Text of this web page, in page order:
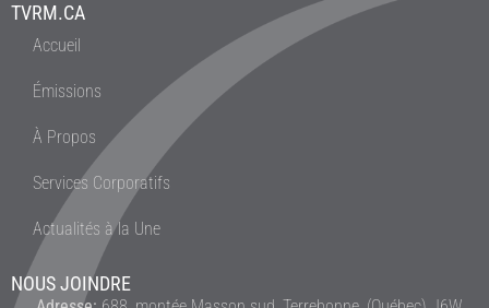
TVRM.CA
Accueil
Émissions
À Propos
Services Corporatifs
Actualités à la Une
NOUS JOINDRE